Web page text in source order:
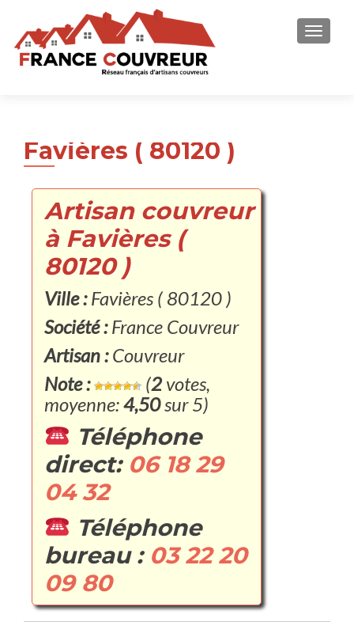
Favières ( 80120 )
Artisan couvreur
à Favières (
80120 )
Ville :Favières ( 80120 )
Société :France Couvreur
Artisan :Couvreur
Note :
(2votes,
moyenne:4,50sur 5)
Téléphone
direct: 06 18 29
04 32
Téléphone
bureau : 03 22 20
09 80